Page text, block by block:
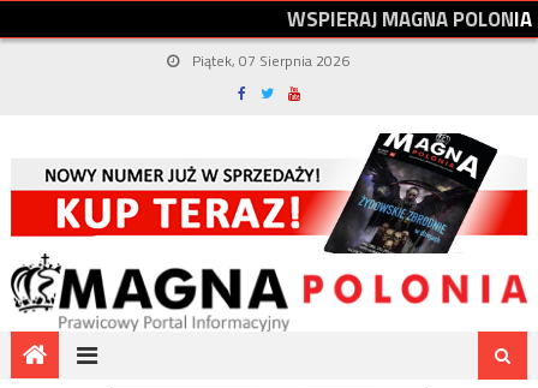
WSPIERAJMAGNAPOLONIA
Piątek, 07 Sierpnia 2026